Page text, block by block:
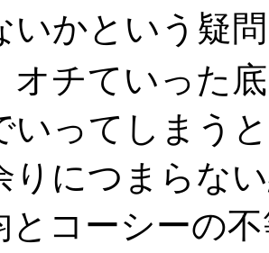
いかという疑
オチていった
いってしまう
りにつまらな
とコーシーの